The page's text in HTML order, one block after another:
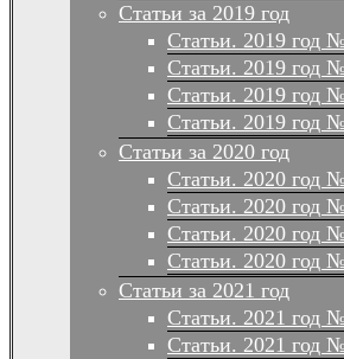
Статьи за 2019 год
Статьи. 2019 год
Статьи. 2019 год
Статьи. 2019 год
Статьи. 2019 год
Статьи за 2020 год
Статьи. 2020 год
Статьи. 2020 год
Статьи. 2020 год
Статьи. 2020 год
Статьи за 2021 год
Статьи. 2021 год
Статьи. 2021 год